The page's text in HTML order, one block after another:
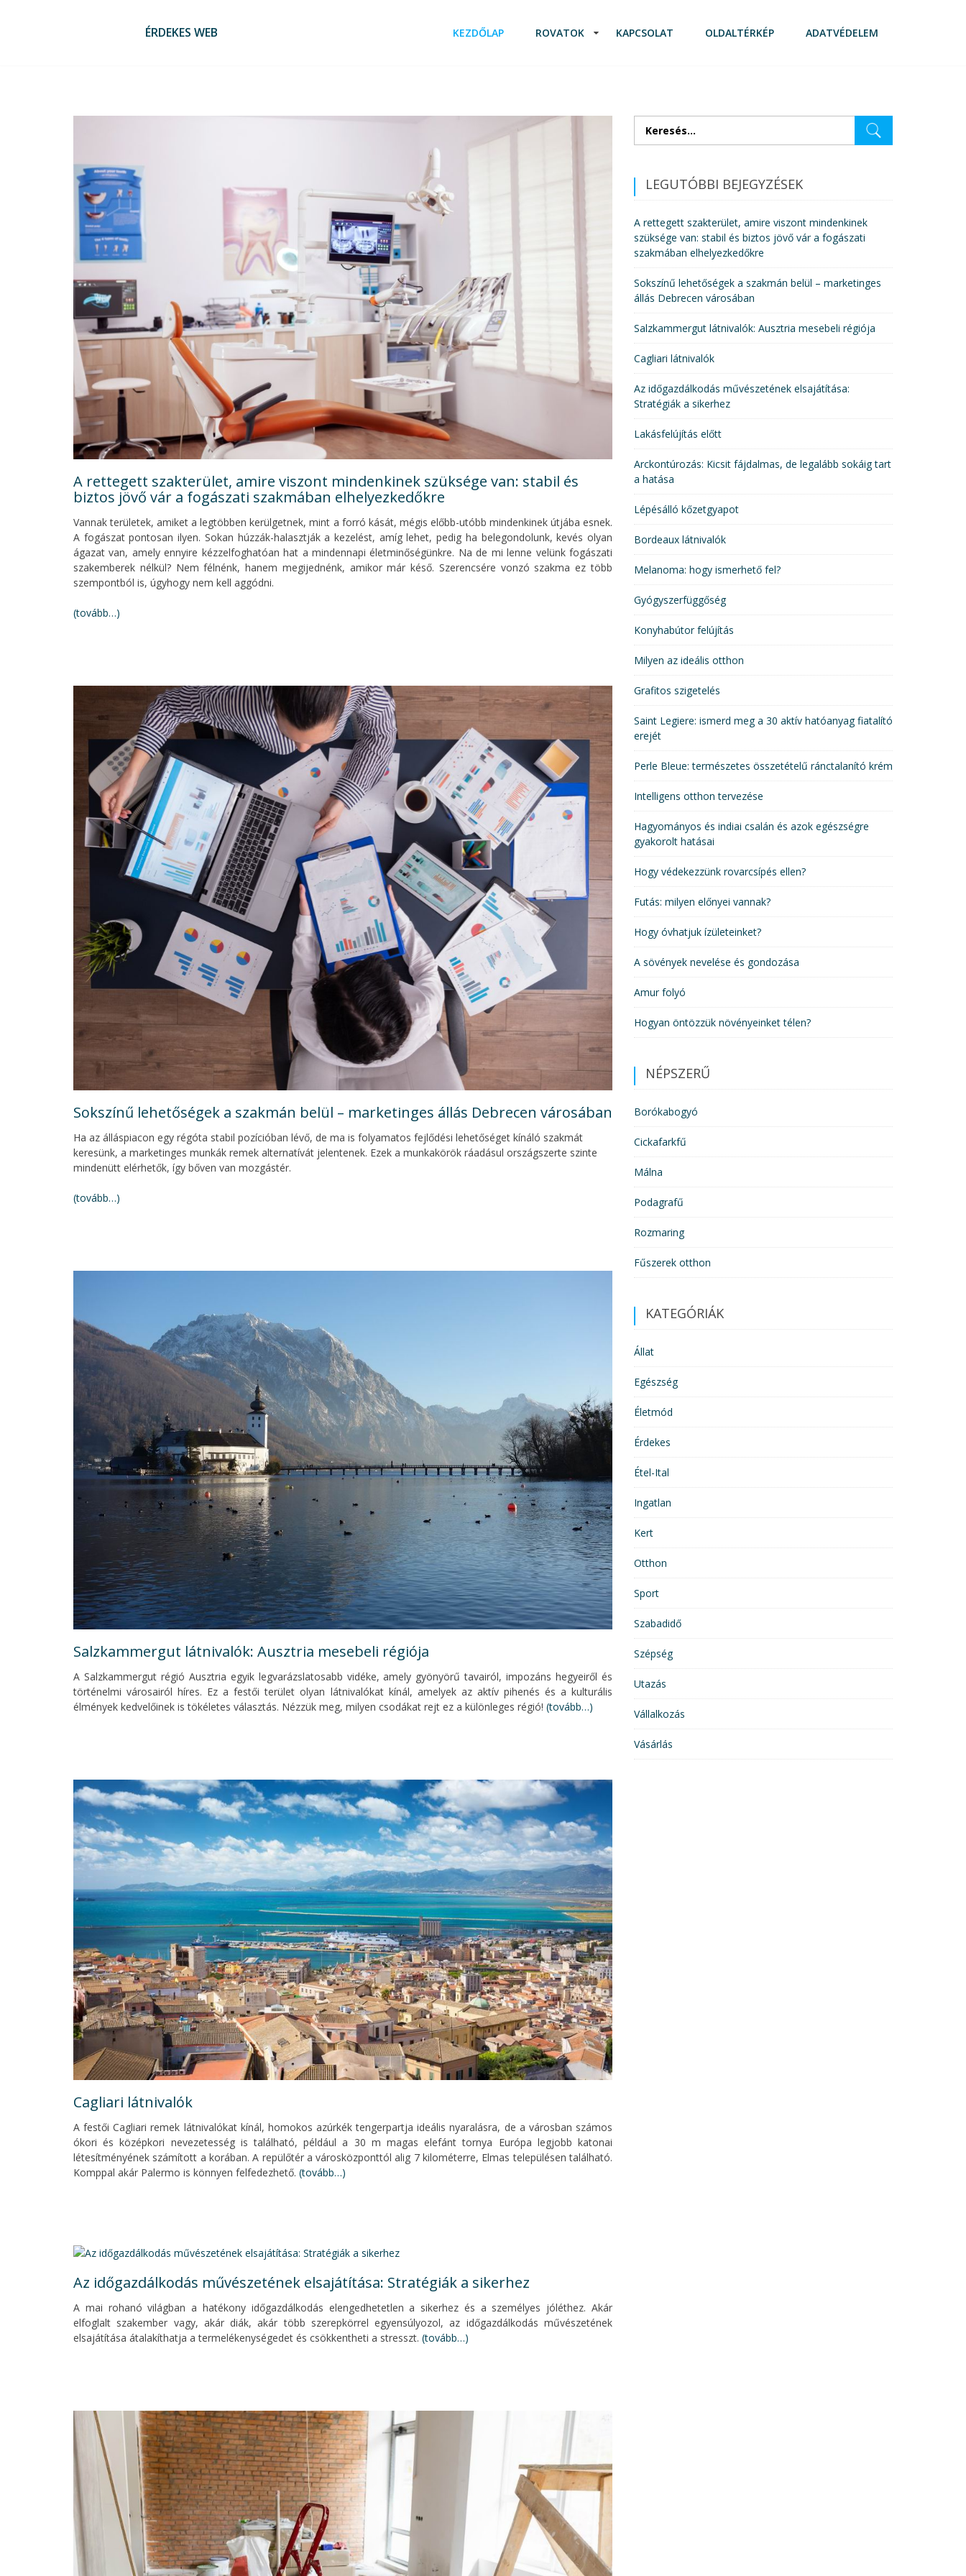
ÉRDEKES WEB KEZDŐLAP ROVATOK KAPCSOLAT OLDALTÉRKÉP ADATVÉDELEM
A rettegett szakterület, amire viszont mindenkinek szüksége van: stabil és
biztos jövő vár a fogászati szakmában elhelyezkedőkre
Vannak területek, amiket a legtöbben kerülgetnek, mint a forró kását, mégis előbb-utóbb mindenkinek útjába esnek.
A fogászat pontosan ilyen. Sokan húzzák-halasztják a kezelést, amíg lehet, pedig ha belegondolunk, kevés olyan
ágazat van, amely ennyire kézzelfoghatóan hat a mindennapi életminőségünkre. Na de mi lenne velünk fogászati
szakemberek nélkül? Nem félnénk, hanem megijednénk, amikor már késő. Szerencsére vonzó szakma ez több
szempontból is, úgyhogy nem kell aggódni.
(tovább…)
Sokszínű lehetőségek a szakmán belül – marketinges állás Debrecen városában
Ha az álláspiacon egy régóta stabil pozícióban lévő, de ma is folyamatos fejlődési lehetőséget kínáló szakmát
keresünk, a marketinges munkák remek alternatívát jelentenek. Ezek a munkakörök ráadásul országszerte szinte
mindenütt elérhetők, így bőven van mozgástér.
(tovább…)
Salzkammergut látnivalók: Ausztria mesebeli régiója
A Salzkammergut régió Ausztria egyik legvarázslatosabb vidéke, amely gyönyörű tavairól, impozáns hegyeiről és
történelmi városairól híres. Ez a festői terület olyan látnivalókat kínál, amelyek az aktív pihenés és a kulturális
élmények kedvelőinek is tökéletes választás. Nézzük meg, milyen csodákat rejt ez a különleges régió! (tovább…)
Cagliari látnivalók
A festői Cagliari remek látnivalókat kínál, homokos azúrkék tengerpartja ideális nyaralásra, de a városban számos
ókori és középkori nevezetesség is található, például a 30 m magas elefánt tornya Európa legjobb katonai
létesítményének számított a korában. A repülőtér a városközponttól alig 7 kilométerre, Elmas településen található.
Komppal akár Palermo is könnyen felfedezhető. (tovább…)
Az időgazdálkodás művészetének elsajátítása: Stratégiák a sikerhez
A mai rohanó világban a hatékony időgazdálkodás elengedhetetlen a sikerhez és a személyes jóléthez. Akár
elfoglalt szakember vagy, akár diák, akár több szerepkörrel egyensúlyozol, az időgazdálkodás művészetének
elsajátítása átalakíthatja a termelékenységedet és csökkentheti a stresszt. (tovább…)
LEGUTÓBBI BEJEGYZÉSEK
A rettegett szakterület, amire viszont mindenkinek
szüksége van: stabil és biztos jövő vár a fogászati
szakmában elhelyezkedőkre
Sokszínű lehetőségek a szakmán belül – marketinges
állás Debrecen városában
Salzkammergut látnivalók: Ausztria mesebeli régiója
Cagliari látnivalók
Az időgazdálkodás művészetének elsajátítása:
Stratégiák a sikerhez
Lakásfelújítás előtt
Arckontúrozás: Kicsit fájdalmas, de legalább sokáig tart
a hatása
Lépésálló kőzetgyapot
Bordeaux látnivalók
Melanoma: hogy ismerhető fel?
Gyógyszerfüggőség
Konyhabútor felújítás
Milyen az ideális otthon
Grafitos szigetelés
Saint Legiere: ismerd meg a 30 aktív hatóanyag fiatalító
erejét
Perle Bleue: természetes összetételű ránctalanító krém
Intelligens otthon tervezése
Hagyományos és indiai csalán és azok egészségre
gyakorolt hatásai
Hogy védekezzünk rovarcsípés ellen?
Futás: milyen előnyei vannak?
Hogy óvhatjuk ízületeinket?
A sövények nevelése és gondozása
Amur folyó
Hogyan öntözzük növényeinket télen?
NÉPSZERŰ
Borókabogyó
Cickafarkfű
Málna
Podagrafű
Rozmaring
Fűszerek otthon
KATEGÓRIÁK
Állat
Egészség
Életmód
Érdekes
Étel-Ital
Ingatlan
Kert
Otthon
Sport
Szabadidő
Szépség
Utazás
Vállalkozás
Vásárlás